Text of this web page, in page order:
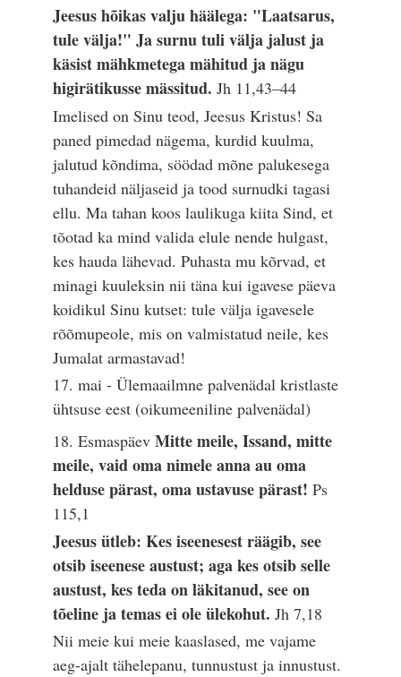
Jeesus hõikas valju häälega: "Laatsarus,
tule välja!" Ja surnu tuli välja jalust ja
käsist mähkmetega mähitud ja nägu
higirätikusse mässitud.Jh 11,43–44
Imelised on Sinu teod, Jeesus Kristus! Sa
paned pimedad nägema, kurdid kuulma,
jalutud kõndima, söödad mõne palukesega
tuhandeid näljaseid ja tood surnudki tagasi
ellu. Ma tahan koos laulikuga kiita Sind, et
tõotad ka mind valida elule nende hulgast,
kes hauda lähevad. Puhasta mu kõrvad, et
minagi kuuleksin nii täna kui igavese päeva
koidikul Sinu kutset: tule välja igavesele
rõõmupeole, mis on valmistatud neile, kes
Jumalat armastavad!
17. mai - Ülemaailmne palvenädal kristlaste
ühtsuse eest (oikumeeniline palvenädal)
18. EsmaspäevMitte meile, Issand, mitte
meile, vaid oma nimele anna au oma
helduse pärast, oma ustavuse pärast!Ps
115,1
Jeesus ütleb: Kes iseenesest räägib, see
otsib iseenese austust; aga kes otsib selle
austust, kes teda on läkitanud, see on
tõeline ja temas ei ole ülekohut.Jh 7,18
Nii meie kui meie kaaslased, me vajame
aeg-ajalt tähelepanu, tunnustust ja innustust.